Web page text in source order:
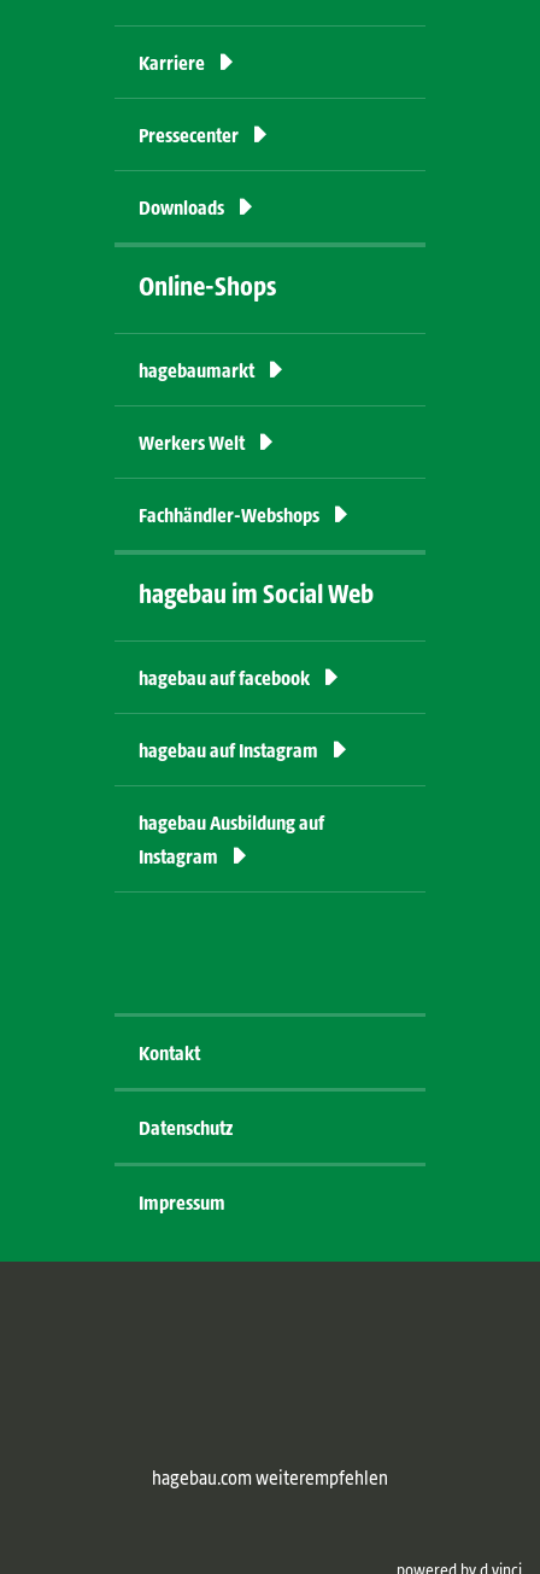
Karriere
Pressecenter
Downloads
Online-Shops
hagebaumarkt
WerkersWelt
Fachhändler-Webshops
hagebau im Social Web
hagebau auffacebook
hagebau auf Instagram
hagebau Ausbildung auf
Instagram
Kontakt
Datenschutz
Impressum
hagebau.com weiterempfehlen